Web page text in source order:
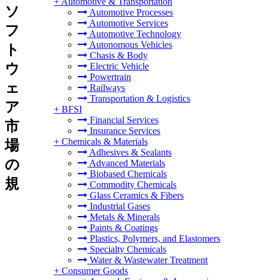
Automotive Processes
Automotive Services
Automotive Technology
Autonomous Vehicles
Chasis & Body
Electric Vehicle
Powertrain
Railways
Transportation & Logistics
+ BFSI
Financial Services
Insurance Services
+ Chemicals & Materials
Adhesives & Sealants
Advanced Materials
Biobased Chemicals
Commodity Chemicals
Glass Ceramics & Fibers
Industrial Gases
Metals & Minerals
Paints & Coatings
Plastics, Polymers, and Elastomers
Specialty Chemicals
Water & Wastewater Treatment
+ Consumer Goods
ソ
フ
ト
ウ
ェ
ア
市
場
の
規